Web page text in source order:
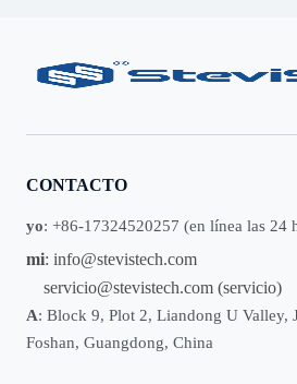
CONTACTO
yo: +86-17324520257 (en línea las 24
mi: info@stevistech.com
servicio@stevistech.com (servicio)
A: Block 9, Plot 2, Liandong U Valley,
Foshan, Guangdong, China